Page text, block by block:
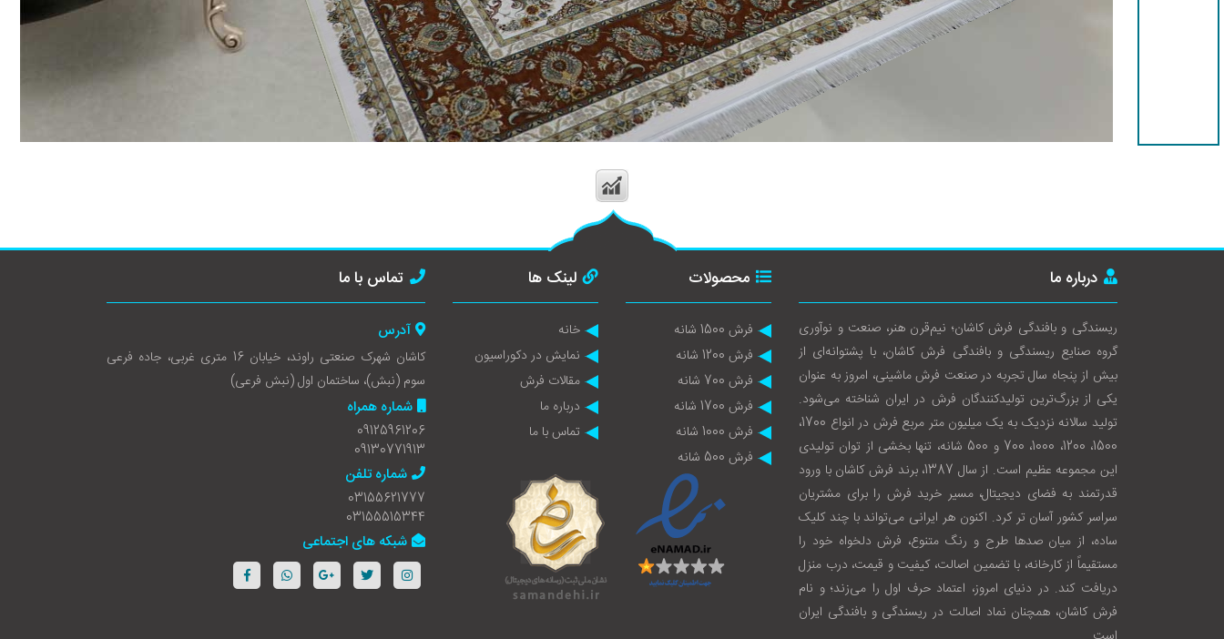
درباره ما
ریسندگی و بافندگی فرش کاشان؛ نیم‌قرن هنر، صنعت و نوآوری
گروه صنایع ریسندگی و بافندگی فرش کاشان، با پشتوانه‌ای از
بیش از پنجاه سال تجربه در صنعت فرش ماشینی، امروز به عنوان
یکی از بزرگ‌ترین تولیدکنندگان فرش در ایران شناخته می‌شود.
تولید سالانه نزدیک به یک میلیون متر مربع فرش در انواع 1700،
1500، 1200، 1000، 700 و 500 شانه، تنها بخشی از توان تولیدی
این مجموعه عظیم است. از سال 1387، برند فرش کاشان با ورود
قدرتمند به فضای دیجیتال، مسیر خرید فرش را برای مشتریان
سراسر کشور آسان‌ تر کرد. اکنون هر ایرانی می‌تواند با چند کلیک
ساده، از میان صدها طرح و رنگ متنوع، فرش دلخواه خود را
مستقیماً از کارخانه، با تضمین اصالت، کیفیت و قیمت، درب منزل
دریافت کند. در دنیای امروز، اعتماد حرف اول را می‌زند؛ و نام
فرش کاشان، همچنان نماد اصالت در ریسندگی و بافندگی ایران
محصولات
فرش 1500 شانه
فرش 1200 شانه
فرش 700 شانه
فرش 1700 شانه
فرش 1000 شانه
فرش 500 شانه
لینک ها
خانه
نمایش در دکوراسیون
مقالات فرش
درباره ما
تماس با ما
تماس با ما
آدرس
کاشان شهرک صنعتی راوند، خیابان 16 متری غربی، جاده فرعی
سوم (نبش)، ساختمان اول (نبش فرعی)
شماره همراه
09125961206
09130771913
شماره تلفن
03155621777
03155515344
شبکه های اجتماعی